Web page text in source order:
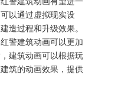
以通过虚拟现实设
造过程和升级效果。
警建筑动画可以更加
建筑动画可以根据玩
筑的动画效果，提供